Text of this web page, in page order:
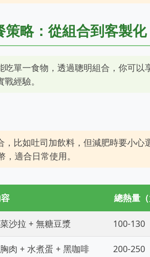
策略：從組合到客製化
吃單一食物，透過聰明組合，你可以
經驗。
，比如吐司加飲料，但減肥時要小心
適合日常使用。
總熱量（
沙拉 + 無糖豆漿 100-130
肉 + 水煮蛋 + 黑咖啡 200-250